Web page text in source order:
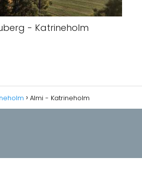
- Katrineholm
Almi - Katrineholm